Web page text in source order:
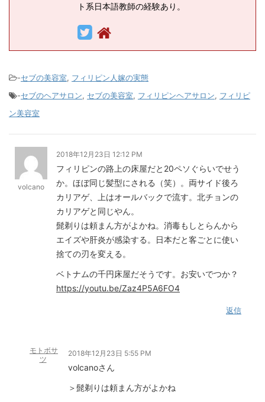
ト系日本語教師の経験あり。
-セブの美容室, フィリピン人嫁の実態
-セブのヘアサロン, セブの美容室, フィリピンヘアサロン, フィリピ
ン美容室
volcano
2018年12月23日 12:12 PM
フィリピンの路上の床屋だと20ペソぐらいでせう
か。ほぼ同じ髪型にされる（笑）。両サイド後ろ
カリアゲ、上はオールバックで流す。北チョンの
カリアゲと同じやん。
髭剃りは頼まん方がよかね。消毒もしとらんから
エイズや肝炎が感染する。日本だと客ごとに使い
捨ての刃を変える。
ベトナムの千円床屋だそうです。お安いでつか？
https://youtu.be/Zaz4P5A6FO4
返信
モトボサ
ツ
2018年12月23日 5:55 PM
volcanoさん
＞髭剃りは頼まん方がよかね